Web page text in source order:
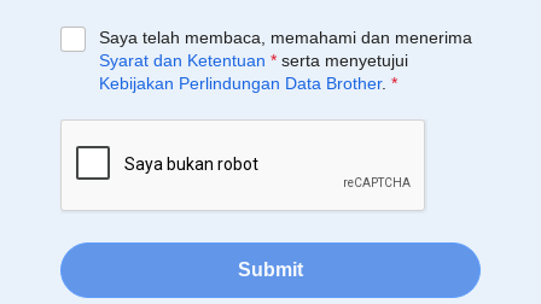
Saya telah membaca, memahami dan menerima
Syarat dan Ketentuan * serta menyetujui
Kebijakan Perlindungan Data Brother. *
Submit